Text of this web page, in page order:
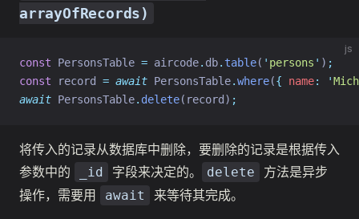
arrayOfRecords)
js
const PersonsTable = aircode. db. table( ' persons ' ) ;
const record = await PersonsTable.where({ name: '
await PersonsTable. delete(record) ;
将传入的记录从数据库中删除，要删除的记录是根据传入
参数中的
_id 字段来决定的。 delete
方法是异步
操作，需要用
await 来等待其完成。